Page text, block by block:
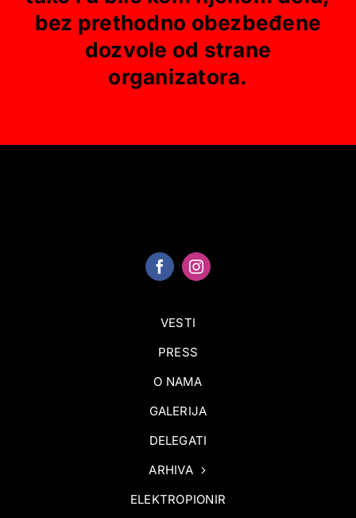
bez prethodno obezbeđene
dozvole od strane
organizatora.
VESTI
PRESS
O NAMA
GALERIJA
DELEGATI
ARHIVA
ELEKTROPIONIR